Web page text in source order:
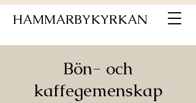
HAMMARBYKYRKAN
Bön- och
kaffegemenskap